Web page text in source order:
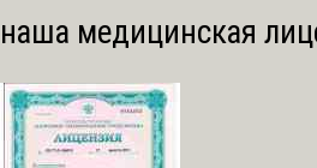
наша медицинская